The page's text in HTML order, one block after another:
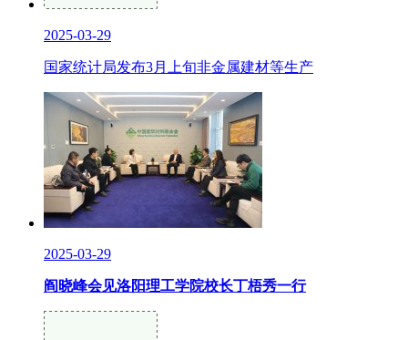
2025-03-29
国家统计局发布3月上旬非金属建材等生产
2025-03-29
阎晓峰会见洛阳理工学院校长丁梧秀一行